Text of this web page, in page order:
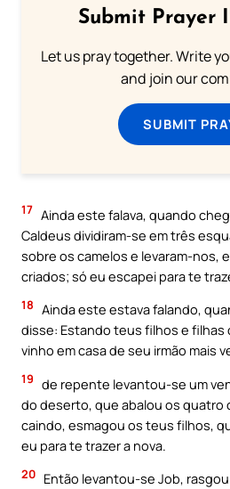
Submit Prayer
Let us pray together. Write
and join our
SUBMIT
17 Ainda este falava, quando
Caldeus dividiram-se em três
sobre os camelos e levaram-nos,
criados; só eu escapei para te
18 Ainda este estava falando,
disse: Estando teus filhos e
vinho em casa de seu irmão mais
19 de repente levantou-se um
do deserto, que abalou os quatro
caindo, esmagou os teus filhos,
eu para te trazer a nova.
20 Então levantou-se Job,